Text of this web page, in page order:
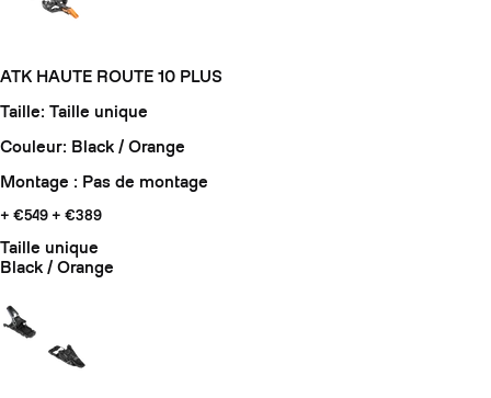
ATK HAUTE ROUTE 10 PLUS
Taille: Taille unique
Couleur: Black / Orange
Montage : Pas de montage
+ €549 + €389
Taille unique
Black / Orange